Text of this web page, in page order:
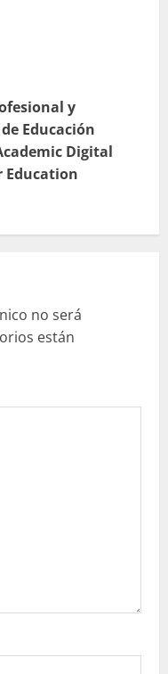
y
Educación
Digital
Education
no será
están